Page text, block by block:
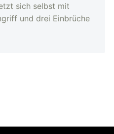
sich selbst mit
und drei Einbrüche